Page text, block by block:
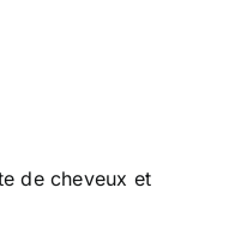
de cheveux et